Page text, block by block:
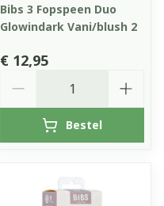
Bibs 3 Fopspeen Duo
Glowindark Vani/blush 2
€ 12,95
Bestel